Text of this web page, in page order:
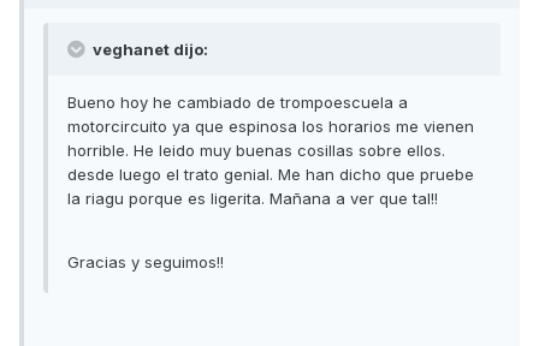
veghanet dijo:
Bueno hoy he cambiado de trompoescuela a
motorcircuito ya que espinosa los horarios me vienen
horrible. He leido muy buenas cosillas sobre ellos.
desde luego el trato genial. Me han dicho que pruebe
la riagu porque es ligerita. Mañana a ver que tal!!
Gracias y seguimos!!